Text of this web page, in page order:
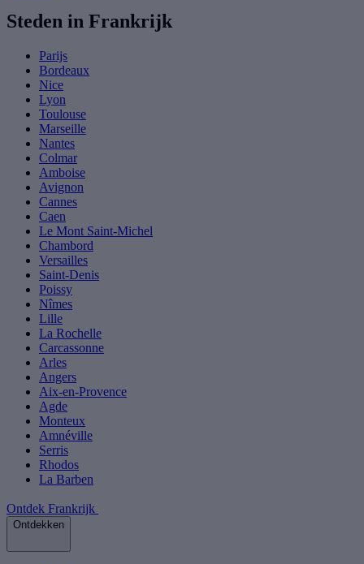
Steden in Frankrijk
Parijs
Bordeaux
Nice
Lyon
Toulouse
Marseille
Nantes
Colmar
Amboise
Avignon
Cannes
Caen
Le Mont Saint-Michel
Chambord
Versailles
Saint-Denis
Poissy
Nîmes
Lille
La Rochelle
Carcassonne
Arles
Angers
Aix-en-Provence
Agde
Monteux
Amnéville
Serris
Rhodos
La Barben
Ontdek Frankrijk
Ontdekken